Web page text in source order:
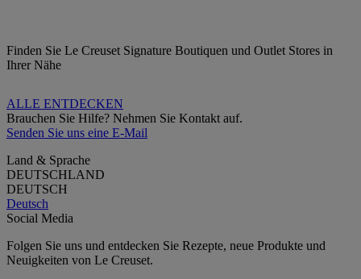
Finden Sie Le Creuset Signature Boutiquen und Outlet Stores in
Ihrer Nähe
ALLE ENTDECKEN
Brauchen Sie Hilfe? Nehmen Sie Kontakt auf.
Senden Sie uns eine E-Mail
Land & Sprache
DEUTSCHLAND
DEUTSCH
Deutsch
Social Media
Folgen Sie uns und entdecken Sie Rezepte, neue Produkte und
Neuigkeiten von Le Creuset.